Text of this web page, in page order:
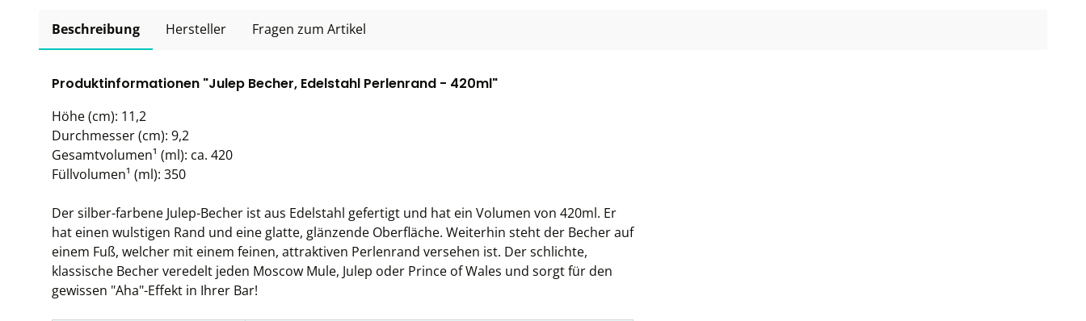
Beschreibung Hersteller Fragen zum Artikel
Produktinformationen "Julep Becher, Edelstahl Perlenrand - 420ml"
Höhe (cm): 11,2
Durchmesser (cm): 9,2
Gesamtvolumen¹ (ml): ca. 420
Füllvolumen¹ (ml): 350
Der silber-farbene Julep-Becher ist aus Edelstahl gefertigt und hat ein Volumen von 420ml. Er
hat einen wulstigen Rand und eine glatte, glänzende Oberfläche. Weiterhin steht der Becher auf
einem Fuß, welcher mit einem feinen, attraktiven Perlenrand versehen ist. Der schlichte,
klassische Becher veredelt jeden Moscow Mule, Julep oder Prince of Wales und sorgt für den
gewissen "Aha"-Effekt in Ihrer Bar!